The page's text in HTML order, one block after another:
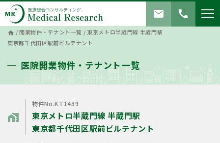
call
mail
home /開業物件・テナント一覧 /東京メトロ半蔵⾨線 半蔵⾨駅
東京都千代⽥区駅前ビルテナント
医院開業物件・テナント一覧
home_work
物件No.KT1439
東京メトロ半蔵⾨線 半蔵⾨駅
東京都千代⽥区駅前ビルテナント